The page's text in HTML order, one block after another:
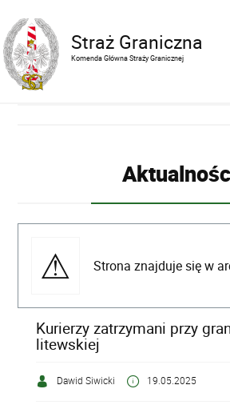
Straż Graniczna
Komenda Główna Straży Granicznej
Strona znajduje się w
Kurierzy zatrzymani przy
litewskiej
Dawid Siwicki 19.05.2025